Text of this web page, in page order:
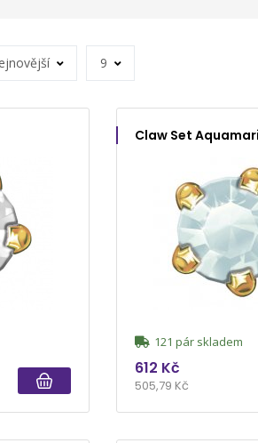
9
Claw Set
121 pár skladem
612 Kč
505,79 Kč